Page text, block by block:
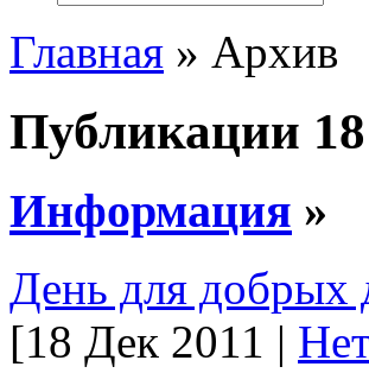
Главная » Архив
Публикации
Информация »
День для добрых
[18 Дек 2011 |